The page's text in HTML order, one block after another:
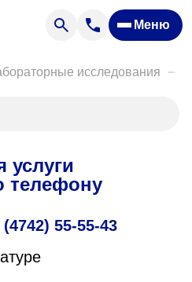
Меню
исследования
услуги
телефону
(4742) 55-55-43